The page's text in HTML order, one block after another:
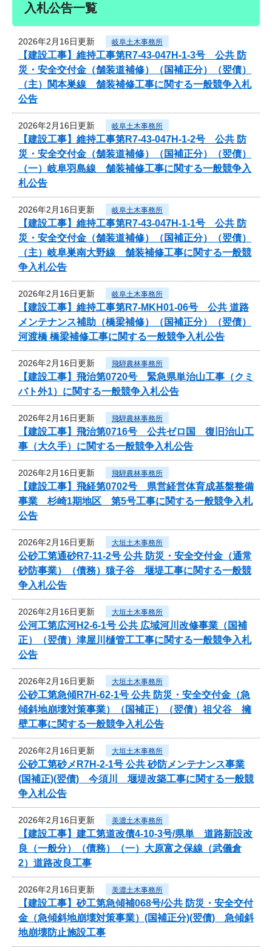
入札公告一覧
2026年2月16日更新 岐阜土木事務所
【建設工事】維持工事第R7-43-047H-1-3号 公共 防
災・安全交付金（舗装道補修）（国補正分）（翌債）
（主）関本巣線 舗装補修工事に関する一般競争入札
公告
2026年2月16日更新 岐阜土木事務所
【建設工事】維持工事第R7-43-047H-1-2号 公共 防
災・安全交付金（舗装道補修）（国補正分）（翌債）
（一）岐阜羽島線 舗装補修工事に関する一般競争入
札公告
2026年2月16日更新 岐阜土木事務所
【建設工事】維持工事第R7-43-047H-1-1号 公共 防
災・安全交付金（舗装道補修）（国補正分）（翌債）
（主）岐阜巣南大野線 舗装補修工事に関する一般競
争入札公告
2026年2月16日更新 岐阜土木事務所
【建設工事】維持工事第R7-MKH01-06号 公共 道路
メンテナンス補助（橋梁補修）（国補正分）（翌債）
河渡橋 橋梁補修工事に関する一般競争入札公告
2026年2月16日更新 飛騨農林事務所
【建設工事】飛治第0720号 緊急県単治山工事（クミ
バト外1）に関する一般競争入札公告
2026年2月16日更新 飛騨農林事務所
【建設工事】飛治第0716号 公共ゼロ国 復旧治山工
事（大久手）に関する一般競争入札公告
2026年2月16日更新 飛騨農林事務所
【建設工事】飛経第0702号 県営経営体育成基盤整備
事業 杉崎1期地区 第5号工事に関する一般競争入札
公告
2026年2月16日更新 大垣土木事務所
公砂工第通砂R7-11-2号 公共 防災・安全交付金（通常
砂防事業）（債務）猿子谷 堰堤工事に関する一般競
争入札公告
2026年2月16日更新 大垣土木事務所
公河工第広河H2-6-1号 公共 広域河川改修事業（国補
正）（翌債）津屋川樋管工工事に関する一般競争入札
公告
2026年2月16日更新 大垣土木事務所
公砂工第急傾R7H-62-1号 公共 防災・安全交付金（急
傾斜地崩壊対策事業）（国補正）（翌債）祖父谷 擁
壁工事に関する一般競争入札公告
2026年2月16日更新 大垣土木事務所
公砂工第砂メR7H-2-1号 公共 砂防メンテナンス事業
(国補正)(翌債) 今須川 堰堤改築工事に関する一般競
争入札公告
2026年2月16日更新 美濃土木事務所
【建設工事】建工第道改債4-10-3号/県単 道路新設改
良（一般分）（債務）（一）大原富之保線（武儀倉
2）道路改良工事
2026年2月16日更新 美濃土木事務所
【建設工事】砂工第急傾補068号/公共 防災・安全交付
金（急傾斜地崩壊対策事業）(国補正分)(翌債) 急傾斜
地崩壊防止施設工事